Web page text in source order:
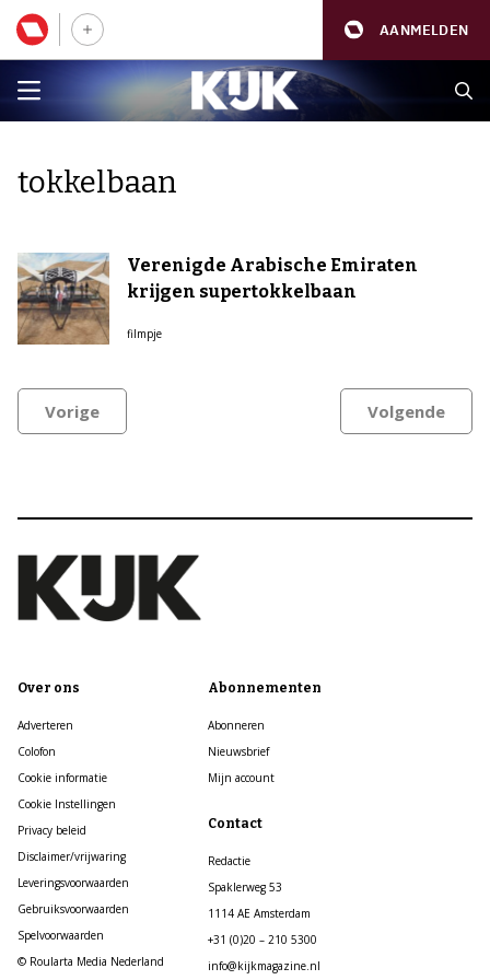
AANMELDEN
tokkelbaan
Verenigde Arabische Emiraten
krijgen supertokkelbaan
filmpje
Vorige Volgende
Over ons
Adverteren
Colofon
Cookie informatie
Cookie Instellingen
Privacy beleid
Disclaimer/vrijwaring
Leveringsvoorwaarden
Gebruiksvoorwaarden
Spelvoorwaarden
© Roularta Media Nederland
Abonnementen
Abonneren
Nieuwsbrief
Mijn account
Contact
Redactie
Spaklerweg 53
1114 AE Amsterdam
+31 (0)20 – 210 5300
info@kijkmagazine.nl